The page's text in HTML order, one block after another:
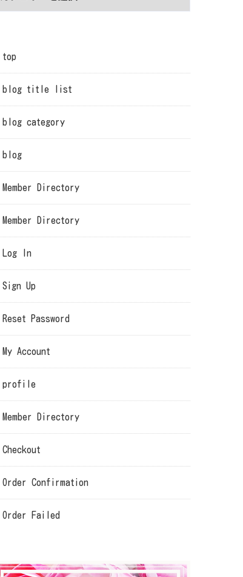
top
blog title list
blog category
blog
Member Directory
Member Directory
Log In
Sign Up
Reset Password
My Account
profile
Member Directory
Checkout
Order Confirmation
Order Failed